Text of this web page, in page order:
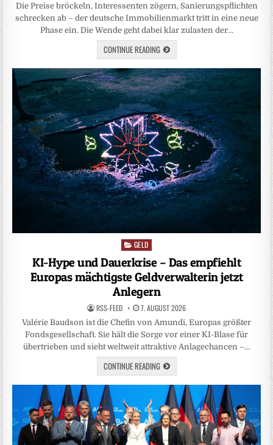
Die Preise bröckeln, Interessenten zögern, Sanierungspflichten
schrecken ab – der deutsche Immobilienmarkt tritt in eine neue
Phase ein. Die Wende geht dabei klar zulasten der…
CONTINUE READING
Posted
GELD
KI-Hype und Dauerkrise – Das empfiehlt
Europas mächtigste Geldverwalterin jetzt
Anlegern
RSS-FEED 7. AUGUST 2026
Valérie Baudson ist die Chefin von Amundi, Europas größter
Fondsgesellschaft. Sie hält die Sorge vor einer KI-Blase für
übertrieben und sieht weltweit attraktive Anlagechancen –…
CONTINUE READING